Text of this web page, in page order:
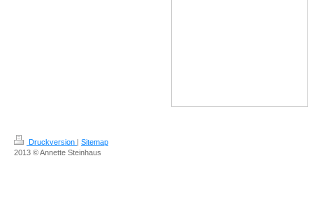
Druckversion
Sitemap
2013 © Annette Steinhaus